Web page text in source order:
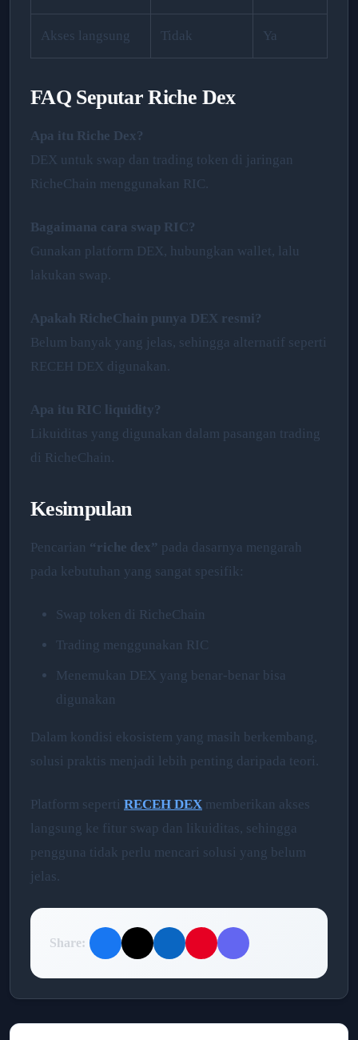
Akses langsung Tidak Ya
FAQ Seputar Riche Dex
Apa itu Riche Dex?
DEX untuk swap dan trading token di jaringan
RicheChain menggunakan RIC.
Bagaimana cara swap RIC?
Gunakan platform DEX, hubungkan wallet, lalu
lakukan swap.
Apakah RicheChain punya DEX resmi?
Belum banyak yang jelas, sehingga alternatif seperti
RECEH DEX digunakan.
Apa itu RIC liquidity?
Likuiditas yang digunakan dalam pasangan trading
di RicheChain.
Kesimpulan
Pencarian “riche dex” pada dasarnya mengarah
pada kebutuhan yang sangat spesifik:
Swap token di RicheChain
Trading menggunakan RIC
Menemukan DEX yang benar-benar bisa
digunakan
Dalam kondisi ekosistem yang masih berkembang,
solusi praktis menjadi lebih penting daripada teori.
Platform seperti RECEH DEX memberikan akses
langsung ke fitur swap dan likuiditas, sehingga
pengguna tidak perlu mencari solusi yang belum
jelas.
Share: